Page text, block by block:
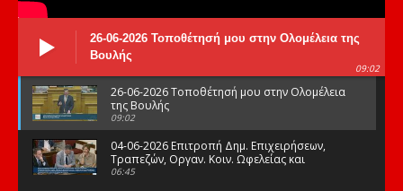
26-06-2026 Τοποθέτησή μου στην Ολομέλεια της
Βουλής
09:02
26-06-2026 Τοποθέτησή μου στην Ολομέλεια
της Βουλής
09:02
04-06-2026 Επιτροπή Δημ. Επιχειρήσεων,
Τραπεζών, Οργαν. Κοιν. Ωφελείας και
Φορέων Κοινων. Ασφάλισης
06:45